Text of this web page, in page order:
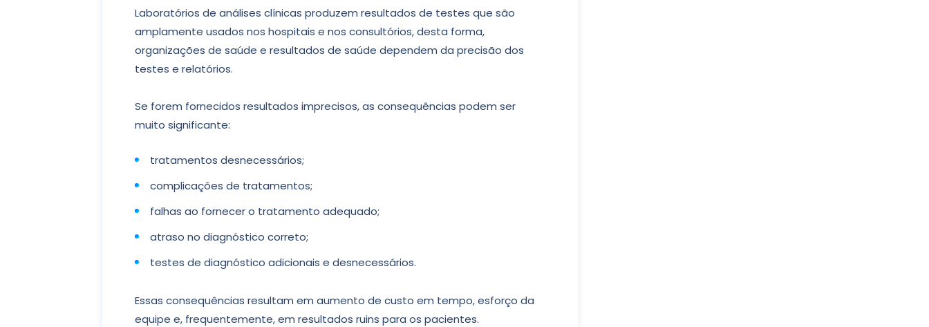
Laboratórios de análises clínicas produzem resultados de testes que são
amplamente usados nos hospitais e nos consultórios, desta forma,
organizações de saúde e resultados de saúde dependem da precisão dos
testes e relatórios.
Se forem fornecidos resultados imprecisos, as consequências podem ser
muito significante:
tratamentos desnecessários;
complicações de tratamentos;
falhas ao fornecer o tratamento adequado;
atraso no diagnóstico correto;
testes de diagnóstico adicionais e desnecessários.
Essas consequências resultam em aumento de custo em tempo, esforço da
equipe e, frequentemente, em resultados ruins para os pacientes.